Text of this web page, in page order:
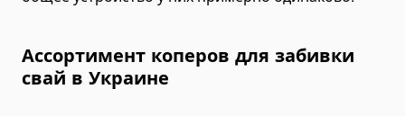
Ковши для телескопических погрузчиков
Зубья, ножи, адаптеры
Ассортимент коперов для забивки
свай в Украине